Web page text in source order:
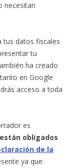
necesitan
tus datos fiscales
tu
ha creado
en Google
acceso a toda
es
obligados
de la
ya que